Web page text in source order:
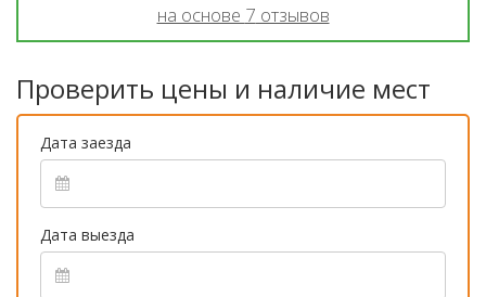
на основе 7 отзывов
Проверить цены и наличие мест
Дата заезда
Дата выезда